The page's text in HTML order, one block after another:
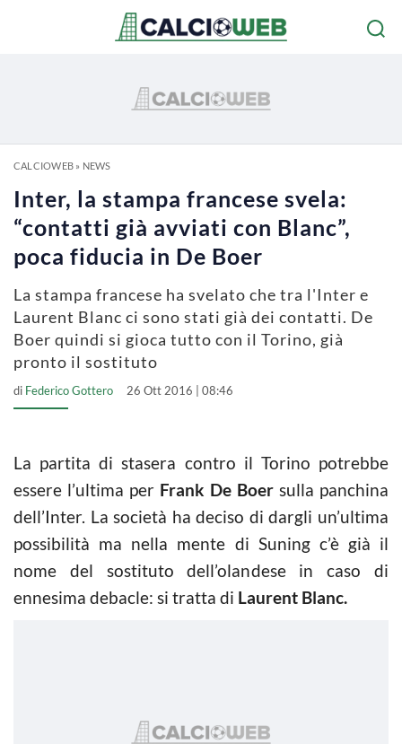
CALCIOWEB» NEWS
Inter, la stampa francese svela:
“contatti già avviati con Blanc”,
poca fiducia in De Boer
La stampa francese ha svelato che tra l'Inter e
Laurent Blanc ci sono stati già dei contatti. De
Boer quindi si gioca tutto con il Torino, già
pronto il sostituto
di Federico Gottero 26 Ott 2016 | 08:46
La partita di stasera contro il Torino potrebbe
essere l’ultima per Frank De Boersulla panchina
dell’Inter. La società ha deciso di dargli un’ultima
possibilità ma nella mente di Suning c’è già il
nome del sostituto dell’olandese in caso di
ennesima debacle: si tratta di Laurent Blanc.